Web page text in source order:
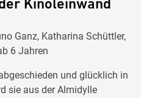
Kinoleinwand
Ganz, Katharina Schüttler,
6 Jahren
und glücklich in
sie aus der Almidylle